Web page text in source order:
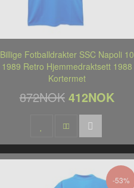
Billige Fotballdrakter SSC Napoli 10
1989 Retro Hjemmedraktsett 1988
Kortermet
872NOK 412NOK
-53%